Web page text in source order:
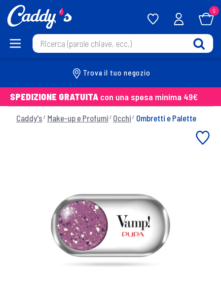
0
Trova il tuo negozio
SPEDIZIONE GRATUITA con una spesa minima 49€
Caddy's Make-up e Profumi Occhi Ombretti e Palette